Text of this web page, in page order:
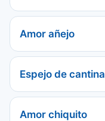
Amor añejo
Espejo de cantina
Amor chiquito